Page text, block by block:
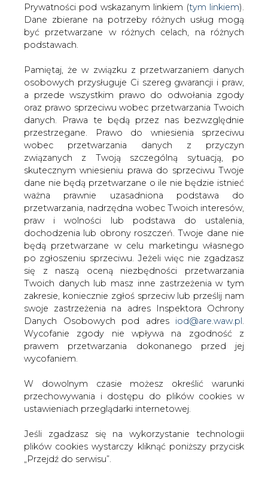
Prywatności pod wskazanym linkiem (tym linkiem).
Dane zbierane na potrzeby różnych usług mogą
być przetwarzane w różnych celach, na różnych
podstawach.
Pamiętaj, że w związku z przetwarzaniem danych
osobowych przysługuje Ci szereg gwarancji i praw,
a przede wszystkim prawo do odwołania zgody
oraz prawo sprzeciwu wobec przetwarzania Twoich
danych. Prawa te będą przez nas bezwzględnie
przestrzegane. Prawo do wniesienia sprzeciwu
wobec przetwarzania danych z przyczyn
związanych z Twoją szczególną sytuacją, po
skutecznym wniesieniu prawa do sprzeciwu Twoje
dane nie będą przetwarzane o ile nie będzie istnieć
ważna prawnie uzasadniona podstawa do
przetwarzania, nadrzędna wobec Twoich interesów,
praw i wolności lub podstawa do ustalenia,
dochodzenia lub obrony roszczeń. Twoje dane nie
będą przetwarzane w celu marketingu własnego
po zgłoszeniu sprzeciwu. Jeżeli więc nie zgadzasz
się z naszą oceną niezbędności przetwarzania
Twoich danych lub masz inne zastrzeżenia w tym
zakresie, koniecznie zgłoś sprzeciw lub prześlij nam
swoje zastrzeżenia na adres Inspektora Ochrony
Danych Osobowych pod adres iod@are.waw.pl
Wycofanie zgody nie wpływa na zgodność z
prawem przetwarzania dokonanego przed jej
wycofaniem.
W dowolnym czasie możesz określić warunki
przechowywania i dostępu do plików cookies w
ustawieniach przeglądarki internetowej.
Jeśli zgadzasz się na wykorzystanie technologii
plików cookies wystarczy kliknąć poniższy przycisk
„Przejdź do serwisu”.
DoE: zapasy ropy w USA w
ubiegłym tygodniu wzrosły o 1,91
mln baryłek
Zapasy ropy naftowej w USA w
ubiegłym tygodniu wzrosły o 1,91 mln
baryłek, czyli o 0,4 proc. do 502,7 mln
baryłek - poinformował amerykański
Departament Energii (DoE).
Zapasy benzyny wzrosły w tym czasie o 203 tys. baryłek,
czyli o 0,1 proc. do 232,3 mln baryłek.
wzrosły o 2,8 mln baryłek, czyli o 0,2 proc. do 141,6 mln
baryłek - podał DoE.
DoE: zapasy ropy w USA w ubiegłym tygodniu
wzrosły o 2,39 mln baryłek